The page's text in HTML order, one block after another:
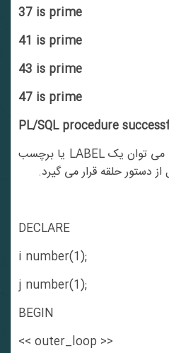
37 is prime
41 is prime
43 is prime
47 is prime
PL/SQL procedure
با علامت براکت << >> می توان یک LABEL یا برچسب
حلقه قرار می گیرد.
DECLARE
i number(1);
j number(1);
BEGIN
<< outer_loop >>